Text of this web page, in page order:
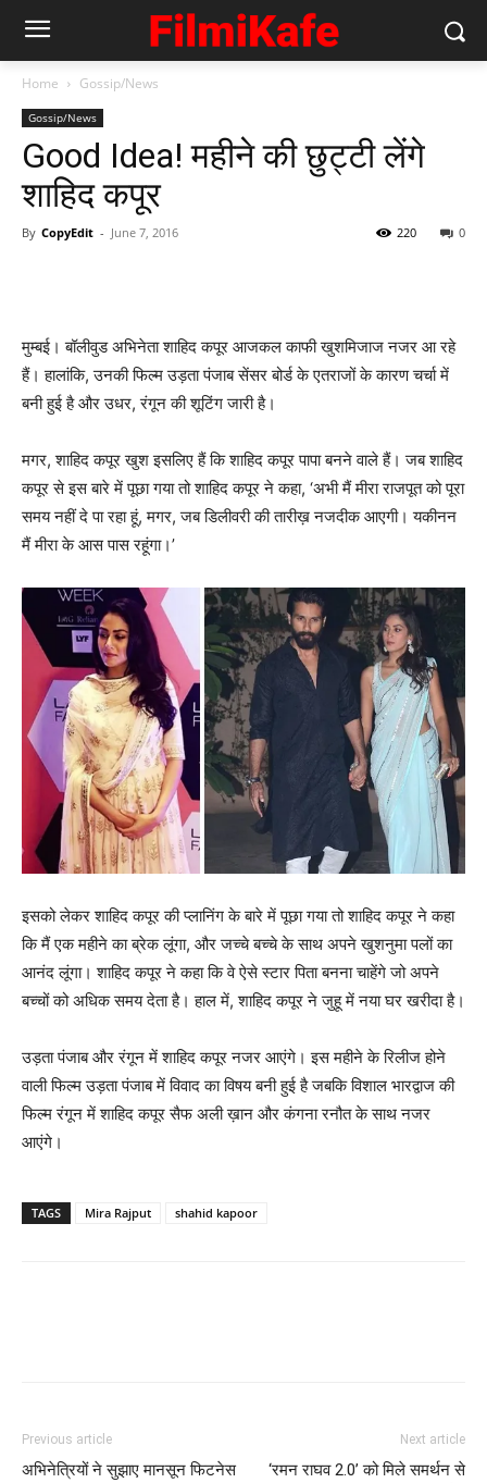
Home Gossip/News
Gossip/News
Good Idea! महीने की छुट्टी लेंगे
शाहिद कपूर
By CopyEdit - June 7, 2016 0
220
मुम्‍बई। बॉलीवुड अभिनेता शाहिद कपूर आजकल काफी खुशमिजाज नजर आ रहे
हैं। हालांकि, उनकी फिल्‍म उड़ता पंजाब सेंसर बोर्ड के एतराजों के कारण चर्चा में
बनी हुई है और उधर, रंगून की शूटिंग जारी है।
मगर, शाहिद कपूर खुश इसलिए हैं कि शाहिद कपूर पापा बनने वाले हैं। जब शाहिद
कपूर से इस बारे में पूछा गया तो शाहिद कपूर ने कहा, ‘अभी मैं मीरा राजपूत को पूरा
समय नहीं दे पा रहा हूं, मगर, जब डिलीवरी की तारीख़ नजदीक आएगी। यकीनन
मैं मीरा के आस पास रहूंगा।’
इसको लेकर शाहिद कपूर की प्‍लानिंग के बारे में पूछा गया तो शाहिद कपूर ने कहा
कि मैं एक महीने का ब्रेक लूंगा, और जच्‍चे बच्‍चे के साथ अपने खुशनुमा पलों का
आनंद लूंगा। शाहिद कपूर ने कहा कि वे ऐसे स्‍टार पिता बनना चाहेंगे जो अपने
बच्‍चों को अधिक समय देता है। हाल में, शाहिद कपूर ने जुहू में नया घर खरीदा है।
उड़ता पंजाब और रंगून में शाहिद कपूर नजर आएंगे। इस महीने के रिलीज होने
वाली फिल्‍म उड़ता पंजाब में विवाद का विषय बनी हुई है जबकि विशाल भारद्वाज की
फिल्‍म रंगून में शाहिद कपूर सैफ अली ख़ान और कंगना रनौत के साथ नजर
आएंगे।
TAGS Mira Rajput shahid kapoor
Previous article
अभिनेत्रियों ने सुझाए मानसून फिटनेस
Next article
‘रमन राघव 2.0’ को मिले समर्थन से